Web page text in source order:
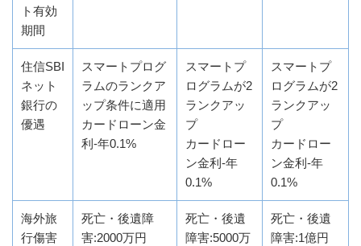
ト有効
期間
住信SBI
ネット
銀行の
優遇
スマートプログ
ラムのランクア
ップ条件に適用
カードローン金
利-年0.1%
スマートプ
ログラムが2
ランクアッ
プ
カードロー
ン金利-年
0.1%
スマートプ
ログラムが2
ランクアッ
プ
カードロー
ン金利-年
0.1%
海外旅
行傷害
死亡・後遺障
害:2000万円
死亡・後遺
障害:5000万
死亡・後遺
障害:1億円